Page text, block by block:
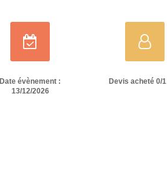
Date évènement :
13/12/2026
Devis acheté0/1